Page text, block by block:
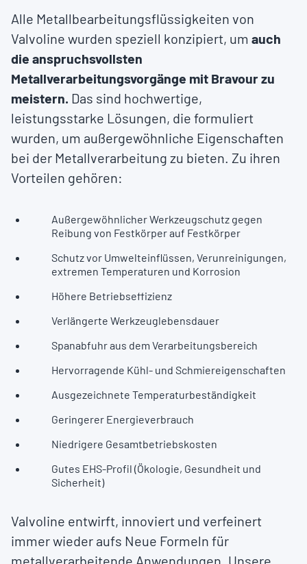
Alle Metallbearbeitungsflüssigkeiten von
Valvoline wurden speziell konzipiert, um auch
die anspruchsvollsten
Metallverarbeitungsvorgänge mit Bravour zu
meistern. Das sind hochwertige,
leistungsstarke Lösungen, die formuliert
wurden, um außergewöhnliche Eigenschaften
bei der Metallverarbeitung zu bieten. Zu ihren
Vorteilen gehören:
Außergewöhnlicher Werkzeugschutz gegen
Reibung von Festkörper auf Festkörper
Schutz vor Umwelteinflüssen, Verunreinigungen,
extremen Temperaturen und Korrosion
Höhere Betriebseffizienz
Verlängerte Werkzeuglebensdauer
Spanabfuhr aus dem Verarbeitungsbereich
Hervorragende Kühl- und Schmiereigenschaften
Ausgezeichnete Temperaturbeständigkeit
Geringerer Energieverbrauch
Niedrigere Gesamtbetriebskosten
Gutes EHS-Profil (Ökologie, Gesundheit und
Sicherheit)
Valvoline entwirft, innoviert und verfeinert
immer wieder aufs Neue Formeln für
metallverarbeitende Anwendungen. Unsere